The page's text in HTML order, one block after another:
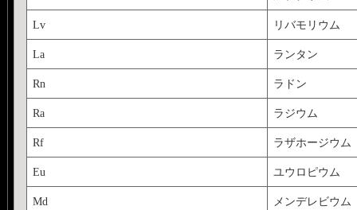
Lv リバモリウム
La ランタン
Rn ラドン
Ra ラジウム
Rf ラザホージウム
Eu ユウロピウム
Md メンデレビウム